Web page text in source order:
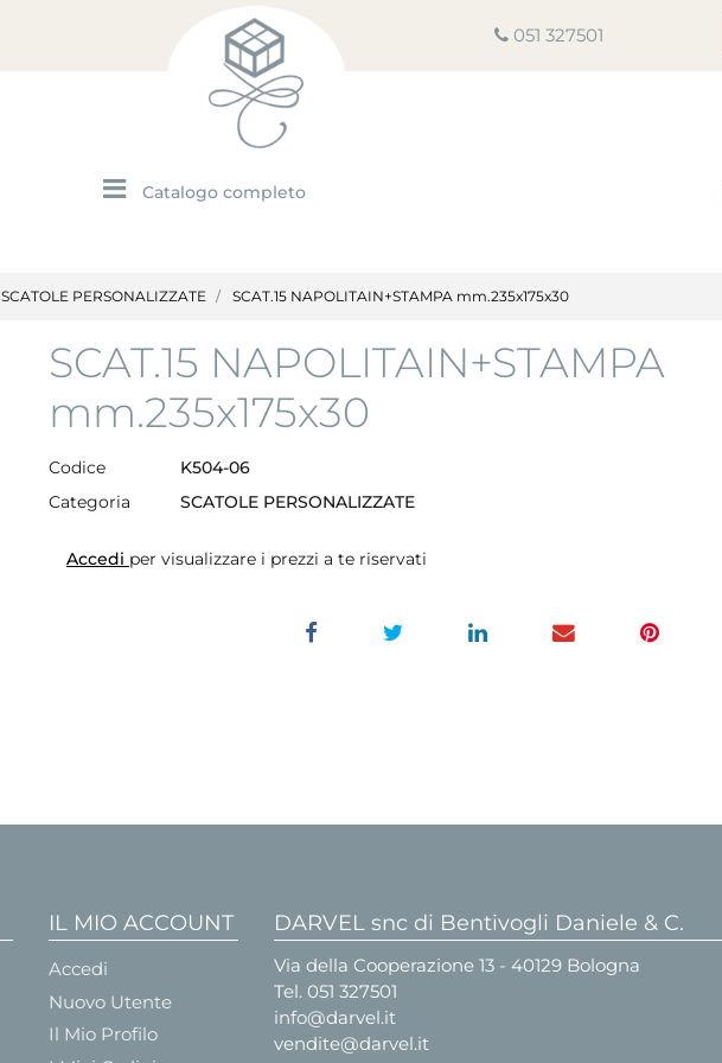
051 327501
Open menu
SCATOLE PERSONALIZZATE SCAT.15 NAPOLITAIN+STAMPA mm.235x175x30
SCAT.15 NAPOLITAIN+STAMPA
mm.235x175x30
Codice
K504-06
Categoria
SCATOLE PERSONALIZZATE
Accedi per visualizzare i prezzi a te riservati
IL MIO ACCOUNT
Accedi
Nuovo Utente
Il Mio Profilo
DARVEL snc di Bentivogli Daniele & C.
Via della Cooperazione 13 - 40129 Bologna
Tel. 051 327501
info@darvel.it
vendite@darvel.it